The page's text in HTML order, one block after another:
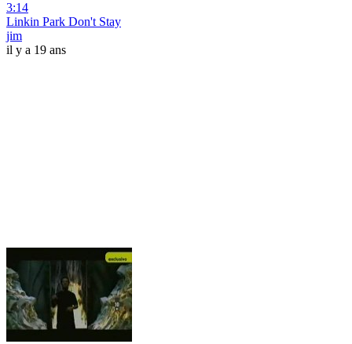
3:14
Linkin Park Don't Stay
jim
il y a 19 ans